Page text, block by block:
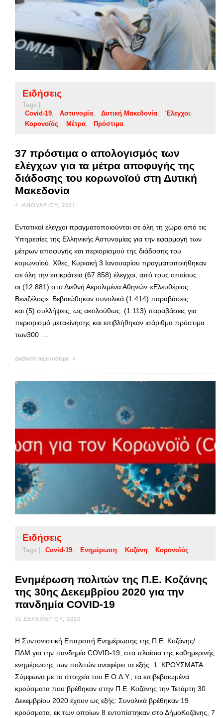
Ειδήσεις
Tags |
Covid-19
Αστυνομία Δυτική Μακεδονία
Έλεγχοι
Κορονοϊός
Μέτρα Πρόστιμα
37 πρόστιμα ο απολογισμός των
ελέγχων για τα μέτρα αποφυγής της
διάδοσης του κορωνοϊού στη Δυτική
Μακεδονία
4 ΙΑΝΟΥΑΡΊΟΥ, 2021
Εντατικοί έλεγχοι πραγματοποιούνται σε όλη τη χώρα από τις
Υπηρεσίες της Ελληνικής Αστυνομίας για την εφαρμογή των
μέτρων αποφυγής και περιορισμού της διάδοσης του
κορωνοϊού. Χθες, Κυριακή 3 Ιανουαρίου πραγματοποιήθηκαν
σε όλη την επικράτεια (67.858) έλεγχοι, από τους οποίους
οι (12.881) στο Διεθνή Αερολιμένα Αθηνών «Ελευθέριος
Βενιζέλος». Βεβαιώθηκαν συνολικά (1.414) παραβάσεις
και (5) συλλήψεις, ως ακολούθως: (1.113) παραβάσεις για
περιορισμό μετακίνησης και επιβλήθηκαν ισάριθμα πρόστιμα
των300 …
Διαβάστε περισσότερα
Ειδήσεις
Tags | Covid-19 Ενημέρωση Κοζάνη Κορονοϊός
Ενημέρωση πολιτών της Π.Ε. Κοζάνης
της 30ης Δεκεμβρίου 2020 για την
πανδημία COVID-19
31 ΔΕΚΕΜΒΡΊΟΥ, 2020
Η Συντονιστική Επιτροπή Ενημέρωσης της Π.Ε. Κοζάνης/
ΠΔΜ για την πανδημία COVID-19, στα πλαίσια της καθημερινής
ενημέρωσης των πολιτών αναφέρει τα εξής: 1. ΚΡΟΥΣΜΑΤΑ
Σύμφωνα με τα στοιχεία του Ε.Ο.Δ.Υ., τα επιβεβαιωμένα
κρούσματα που βρέθηκαν στην Π.Ε. Κοζάνης την Τετάρτη 30
Δεκεμβρίου 2020 έχουν ως εξής: Συνολικά βρέθηκαν 19
κρούσματα, εκ των οποίων 8 εντοπίστηκαν στο ΔήμοΚοζάνης, 7